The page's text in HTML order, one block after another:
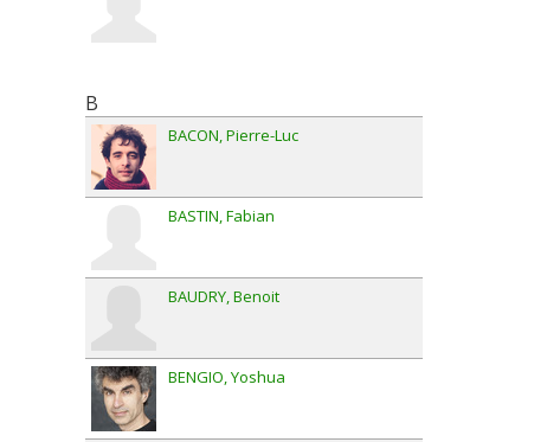
B
BACON Pierre-Luc
BASTIN Fabian
BAUDRY Benoit
BENGIO Yoshua